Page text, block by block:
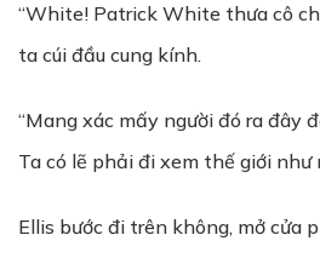
“White! Patrick White thưa cô
ta cúi đầu cung kính.
“Mang xác mấy người đó ra đây
Ta có lẽ phải đi xem thế giới như
Ellis bước đi trên không, mở cửa